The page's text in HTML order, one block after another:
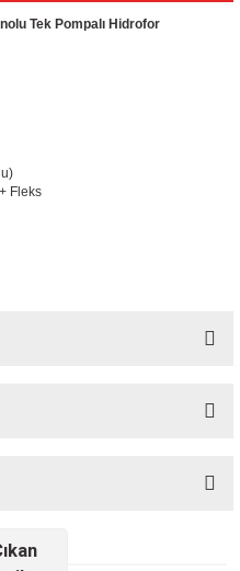
Tek Pompalı Hidrofor
Fleks
kullanarak tarafımıza